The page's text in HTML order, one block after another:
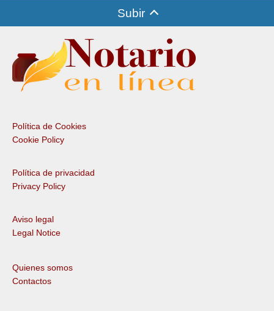
Subir
Política de Cookies
Cookie Policy
Política de privacidad
Privacy Policy
Aviso legal
Legal Notice
Quienes somos
Contactos